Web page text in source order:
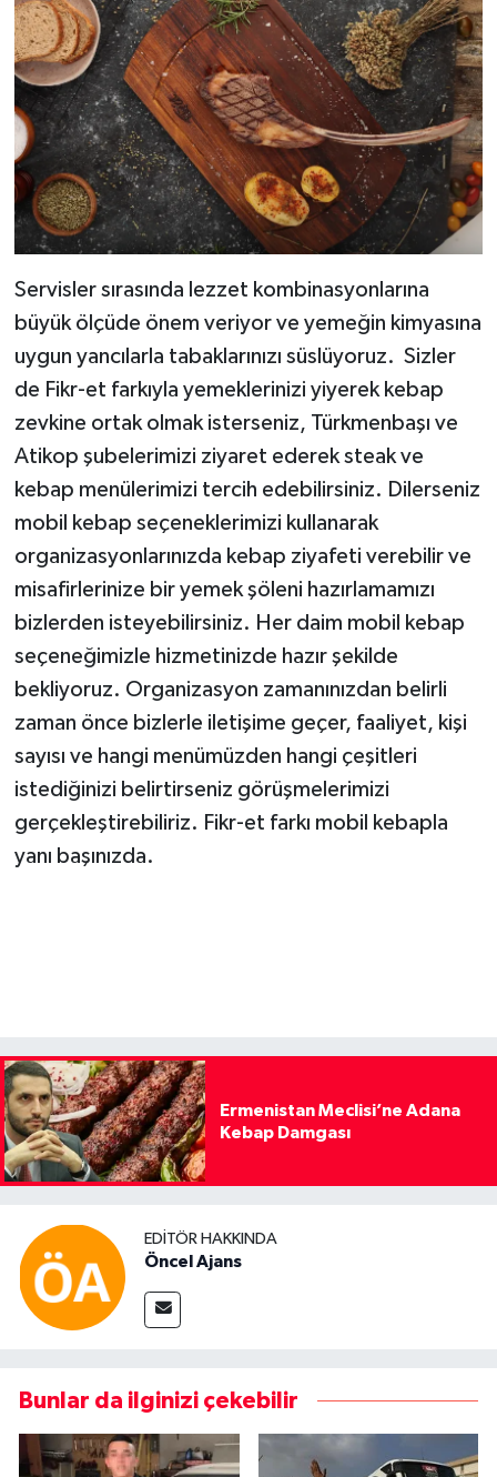
Servisler sırasında lezzet kombinasyonlarına
büyük ölçüde önem veriyor ve yemeğin kimyasına
uygun yancılarla tabaklarınızı süslüyoruz. Sizler
de Fikr-et farkıyla yemeklerinizi yiyerek kebap
zevkine ortak olmak isterseniz, Türkmenbaşı ve
Atikop şubelerimizi ziyaret ederek steak ve
kebap menülerimizi tercih edebilirsiniz. Dilerseniz
mobil kebap seçeneklerimizi kullanarak
organizasyonlarınızda kebap ziyafeti verebilir ve
misafirlerinize bir yemek şöleni hazırlamamızı
bizlerden isteyebilirsiniz. Her daim mobil kebap
seçeneğimizle hizmetinizde hazır şekilde
bekliyoruz. Organizasyon zamanınızdan belirli
zaman önce bizlerle iletişime geçer, faaliyet, kişi
sayısı ve hangi menümüzden hangi çeşitleri
istediğinizi belirtirseniz görüşmelerimizi
gerçekleştirebiliriz. Fikr-et farkı mobil kebapla
yanı başınızda.
Ermenistan Meclisi’ne Adana
Kebap Damgası
EDITÖR HAKKINDA
Öncel Ajans
Bunlar da ilginizi çekebilir